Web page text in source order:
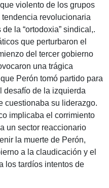
violento de los grupos
revolucionaria
la “ortodoxia” sindical,.
que perturbaron el
del tercer gobierno
una trágica
Perón tomó partido para
desafío de la izquierda
cuestionaba su liderazgo.
implicaba el corrimiento
un sector reaccionario
la muerte de Perón,
a la claudicación y el
los tardíos intentos de